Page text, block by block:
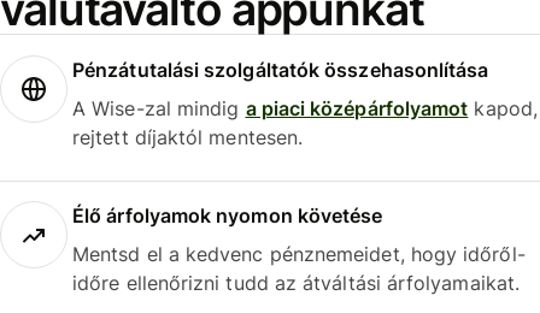
Pénzátutalási szolgáltatók összehasonlítása
A Wise-zal mindig a piaci középárfolyamot kapod,
rejtett díjaktól mentesen.
Élő árfolyamok nyomon követése
Mentsd el a kedvenc pénznemeidet, hogy időről-
időre ellenőrizni tudd az átváltási árfolyamaikat.